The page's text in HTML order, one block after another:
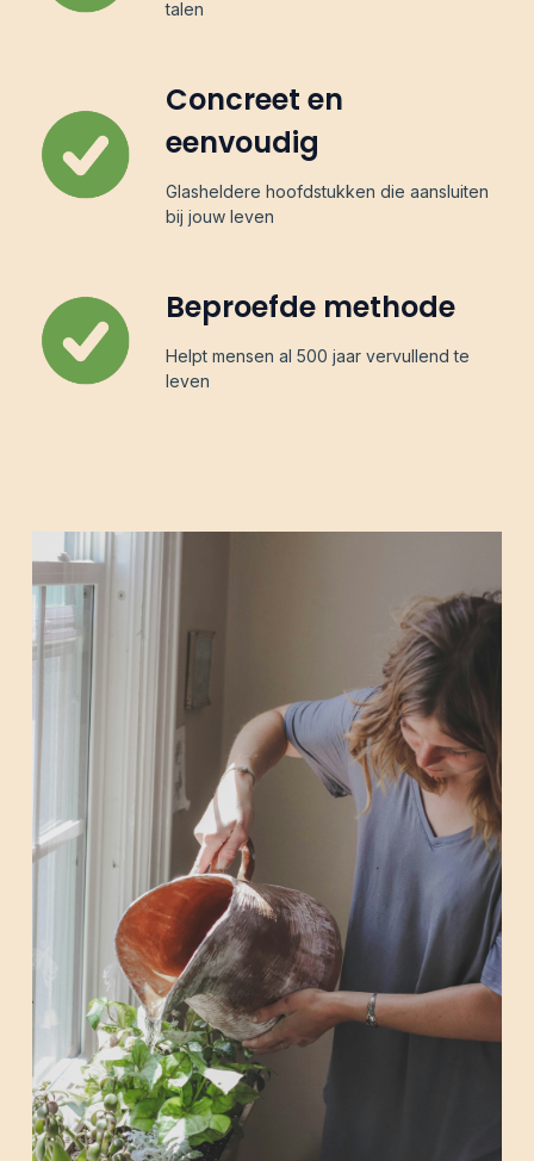
talen
Concreet en
eenvoudig
Glasheldere hoofdstukken die aansluiten
bij jouw leven
Beproefde methode
Helpt mensen al 500 jaar vervullend te
leven